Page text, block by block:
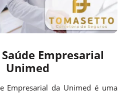
Empresarial
Unimed
Empresarial da Unimed é uma